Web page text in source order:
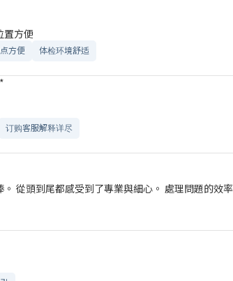
置方便
方便 体检环境舒适​
订购客服解释详尽
從頭到尾都感受到了專業與細心。 處理問題的效